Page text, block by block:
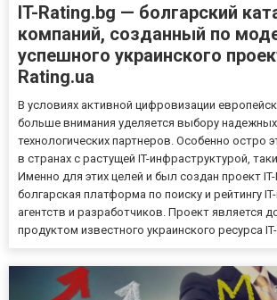
IT-Rating.bg — болгарский
компаний, созданный по
успешного украинского
Rating.ua​
В условиях активной цифровизации
больше внимания уделяется выбору
технологических партнеров. Особенно остро
в странах с растущей IT-инфраструктурой,
Именно для этих целей и был создан проект
болгарская платформа по поиску и рейтингу
агентств и разработчиков.​ Проект является
продуктом известного украинского ресурса